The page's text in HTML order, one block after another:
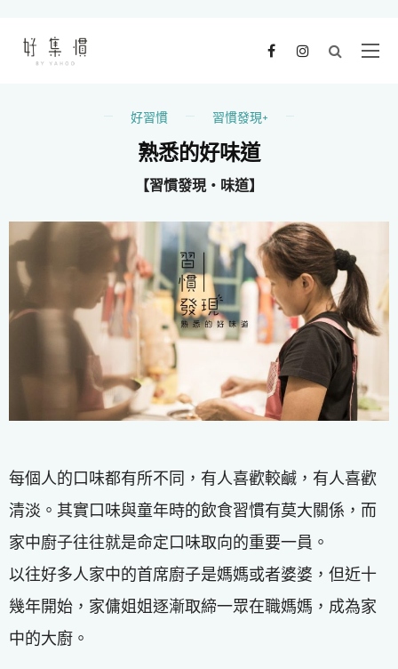
好習慣 習慣發現+
熟悉的好味道
【習慣發現・味道】
每個人的口味都有所不同，有人喜歡較鹹，有人喜歡
清淡。其實口味與童年時的飲食習慣有莫大關係，而
家中廚子往往就是命定口味取向的重要一員。
以往好多人家中的首席廚子是媽媽或者婆婆，但近十
幾年開始，家傭姐姐逐漸取締一眾在職媽媽，成為家
中的大廚。